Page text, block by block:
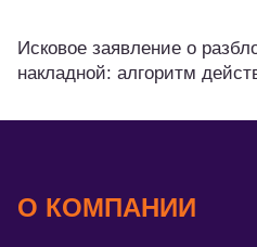
Исковое заявление о
накладной: алгоритм
О КОМПАНИИ